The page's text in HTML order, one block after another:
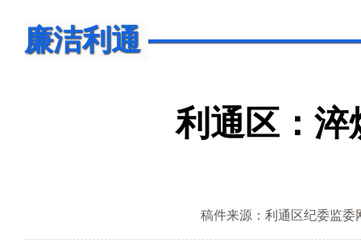
廉洁利通
利通区：淬
稿件来源：利通区纪委监委